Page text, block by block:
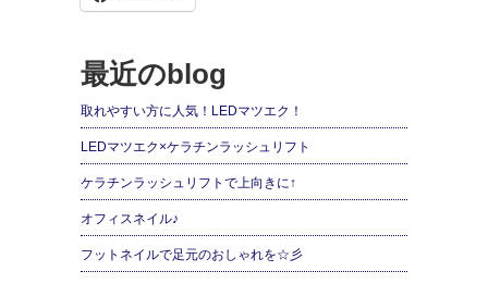
最近のblog
取れやすい方に人気！LEDマツエク！
LEDマツエク×ケラチンラッシュリフト
ケラチンラッシュリフトで上向きに↑
オフィスネイル♪
フットネイルで足元のおしゃれを☆彡